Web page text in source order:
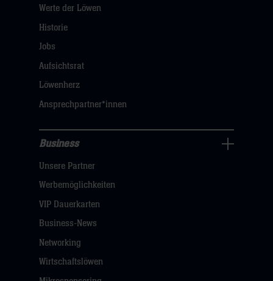
uns
Navigation
öffnen,
hier
Werte der Löwen
Historie
Jobs
Aufsichtsrat
Löwenherz
Ansprechpartner*innen
Navigation
öffnen,
dann
klicken
Business
Unsere Partner
Werbemöglichkeiten
VIP Dauerkarten
Business-News
Networking
Wirtschaftslöwen